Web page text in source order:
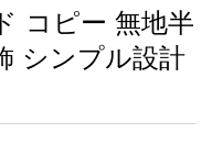
コピー 無地半
シンプル設計